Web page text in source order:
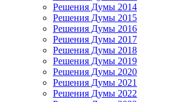
Решения Думы 2014
Решения Думы 2015
Решения Думы 2016
Решения Думы 2017
Решения Думы 2018
Решения Думы 2019
Решения Думы 2020
Решения Думы 2021
Решения Думы 2022